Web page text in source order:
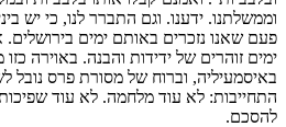
וממשלתנו. ידענו. וגם התברר לנו, כי יש
פעם שאנו נזכרים באותם ימים בירושלים.
ימים זוהרים של ידידות והבנה. באוירה
באיסמעיליה, וברוח של מסורת פרס נובל
התחייבות: לא עוד מלחמה. לא עוד שפיכות
להסכם.